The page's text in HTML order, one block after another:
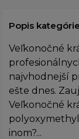
Popis kategórie
Veľkonočné
najvhodnejší
ešte dnes.
Veľkonočné
inom?...